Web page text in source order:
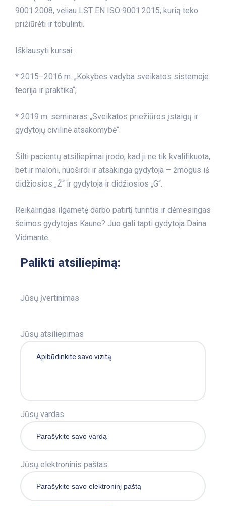
9001:2008, vėliau LST EN ISO 9001:2015, kurią teko
prižiūrėti ir tobulinti.
Išklausyti kursai:
* 2015–2016 m. „Kokybės vadyba sveikatos sistemoje:
teorija ir praktika“;
* 2019 m. seminaras „Sveikatos priežiūros įstaigų ir
gydytojų civilinė atsakomybė“.
Šilti pacientų atsiliepimai įrodo, kad ji ne tik kvalifikuota,
bet ir maloni, nuoširdi ir atsakinga gydytoja – žmogus iš
didžiosios „Ž“ ir gydytoja ir didžiosios „G“.
Reikalingas ilgametę darbo patirtį turintis ir dėmesingas
šeimos gydytojas Kaune? Juo gali tapti gydytoja Daina
Vidmantė.
Palikti atsiliepimą:
Jūsų įvertinimas
Jūsų atsiliepimas
Jūsų vardas
Jūsų elektroninis paštas